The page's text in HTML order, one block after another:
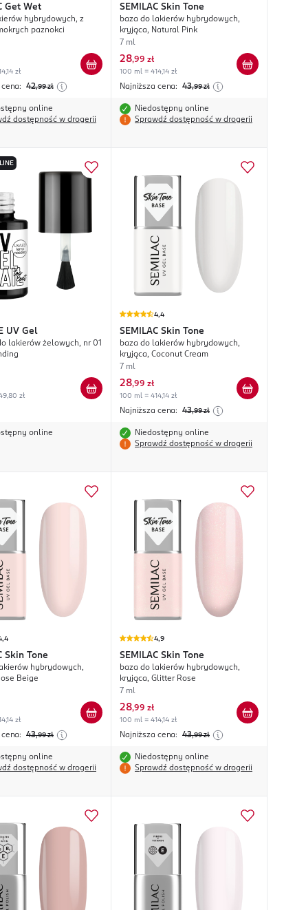
Get Wet
hybrydowych, z
paznokci
zł
42,99 zł
online
dostępność w drogerii
SEMILAC Skin Tone
baza do lakierów hybrydowych,
kryjąca, Natural Pink
7 ml
28,99 zł
100 ml = 414,14 zł
Najniższa cena: 43,99 zł
Niedostępny online
Sprawdź dostępność w drogerii
UV Gel
lakierów żelowych, nr 01
zł
online
4,4
SEMILAC Skin Tone
baza do lakierów hybrydowych,
kryjąca, Coconut Cream
7 ml
28,99 zł
100 ml = 414,14 zł
Najniższa cena: 43,99 zł
Niedostępny online
Sprawdź dostępność w drogerii
Skin Tone
hybrydowych,
Beige
zł
43,99 zł
online
dostępność w drogerii
4,9
SEMILAC Skin Tone
baza do lakierów hybrydowych,
kryjąca, Glitter Rose
7 ml
28,99 zł
100 ml = 414,14 zł
Najniższa cena: 43,99 zł
Niedostępny online
Sprawdź dostępność w drogerii